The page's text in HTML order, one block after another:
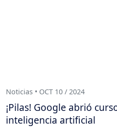
Noticias • OCT 10 / 2024
¡Pilas! Google abrió
inteligencia artificial